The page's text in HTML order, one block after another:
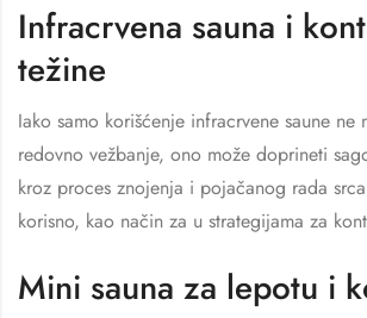
Infracrvena sauna i
težine
Iako samo korišćenje infracrvene saune ne
redovno vežbanje, ono može doprineti
kroz proces znojenja i pojačanog rada
korisno, kao način za u strategijama za
Mini sauna za lepotu i